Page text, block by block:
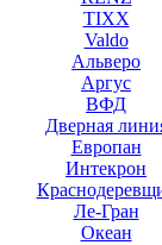
TIXX
Valdo
Альверо
Аргус
ВФД
Дверная
Европан
Интекрон
Ле-Гран
Океан